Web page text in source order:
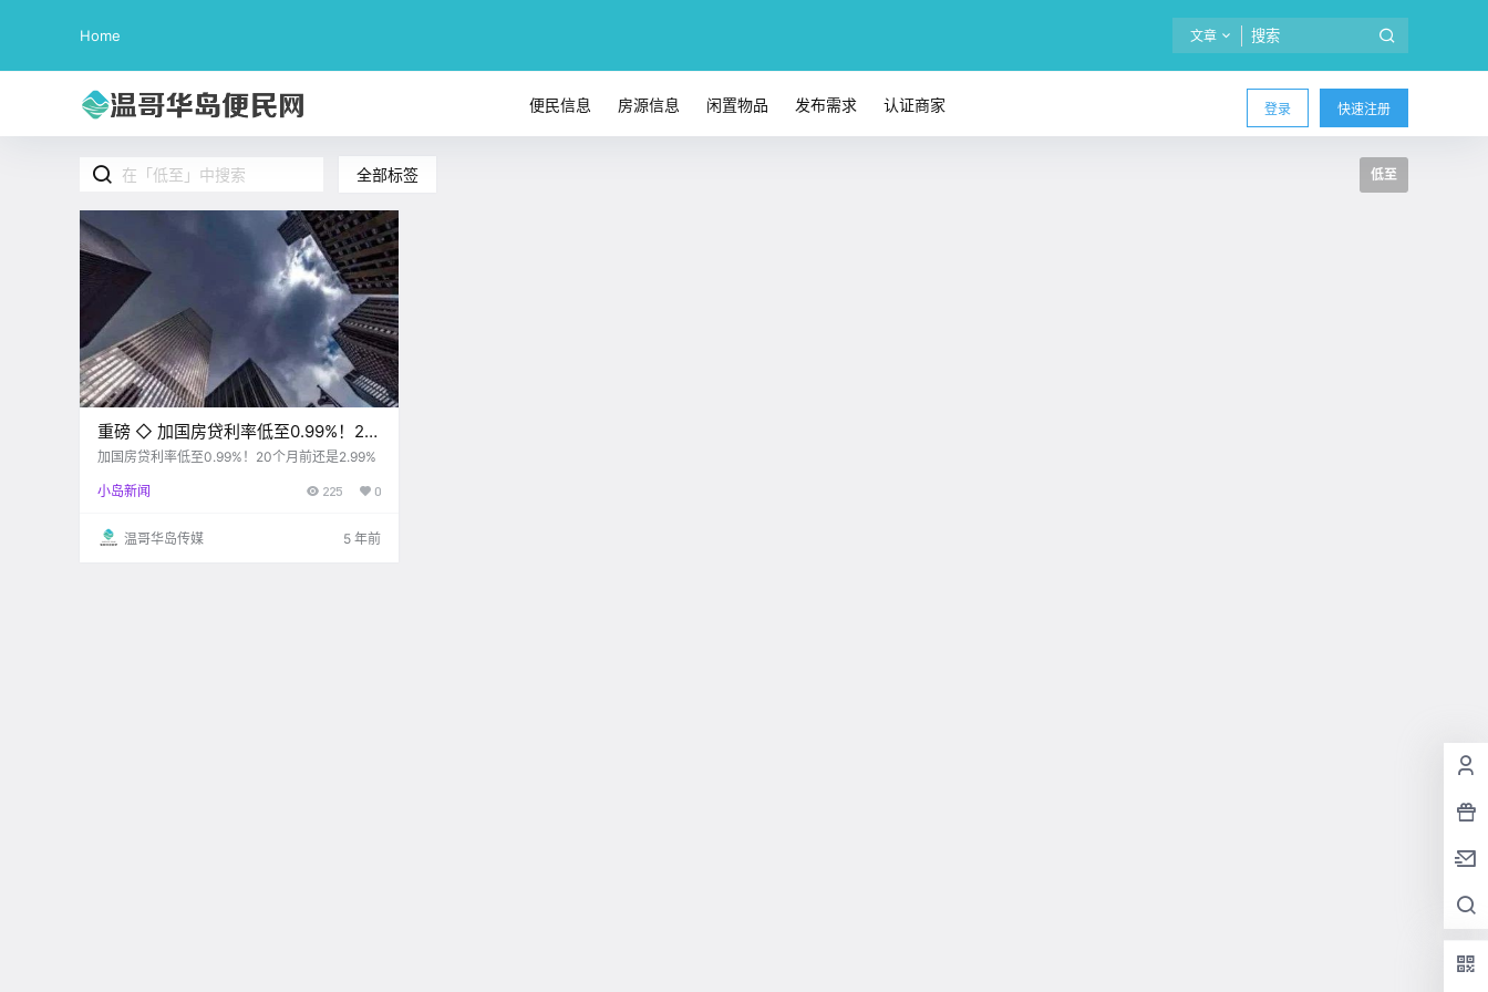
Home 文章
登录 快速注册
便民信息 房源信息 闲置物品 发布需求 认证商家
全部标签 低至
重磅 ◇ 加国房贷利率低至0.99%！20
个月前还是2.99%
加国房贷利率低至0.99%！20个月前还是2.99%
小岛新闻 225 0
温哥华岛传媒 5 年前